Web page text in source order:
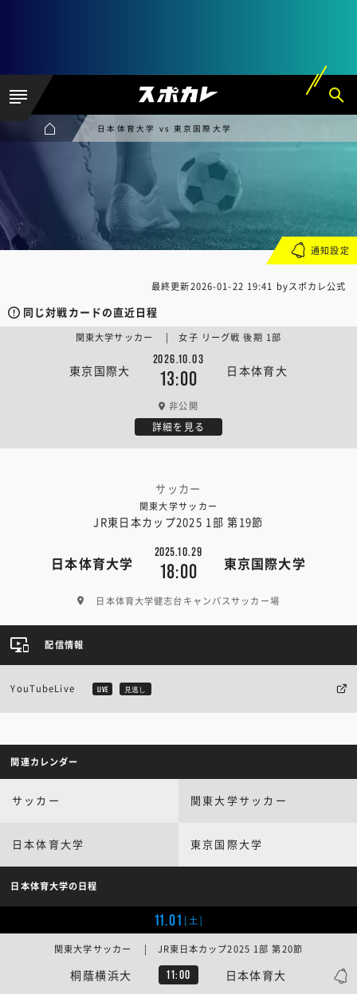
日本体育大学 vs 東京国際大学
最終更新2026-01-22 19:41 byスポカレ公式
同じ対戦カードの直近日程
東京国際大
2026.10.03
13:00 日本体育大
関東大学サッカー | 女子 リーグ戦 後期 1部
非公開
詳細を見る
サッカー
関東大学サッカー
JR東日本カップ2025 1部 第19節
日本体育大学
2025.10.29
18:00 東京国際大学
日本体育大学健志台キャンパスサッカー場
通知設定
配信情報
YouTubeLive LIVE 見逃し
関連カレンダー
サッカー 関東大学サッカー
日本体育大学 東京国際大学
日本体育大学の日程
11.01 [土]
桐蔭横浜大 11:00 日本体育大
関東大学サッカー | JR東日本カップ2025 1部 第20節